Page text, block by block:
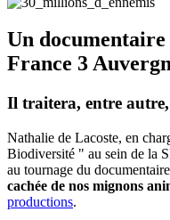
Un
France 3
Il traitera, entre
Nathalie de Lacoste, en
Biodiversité " au sein de la
au tournage du documentaire
cachée de nos mignons
productions.